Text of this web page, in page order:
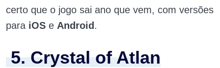
certo que o jogo sai ano que vem, com versões
para iOS e Android.
5. Crystal of Atlan